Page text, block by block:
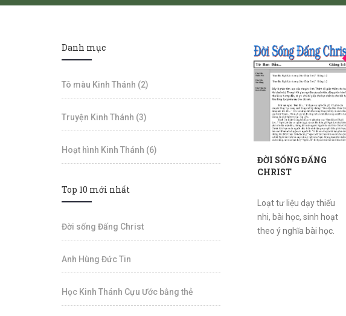
ĐỜI SỐNG ĐẤNG
CHRIST
Loạt tư liệu dạy thiếu
nhi, bài học, sinh hoạt
theo ý nghĩa bài học.
Danh mục
Tô màu Kinh Thánh (2)
Truyện Kinh Thánh (3)
Hoạt hình Kinh Thánh (6)
Top 10 mới nhất
Đời sống Đấng Christ
Anh Hùng Đức Tin
Học Kinh Thánh Cựu Ước bằng thẻ